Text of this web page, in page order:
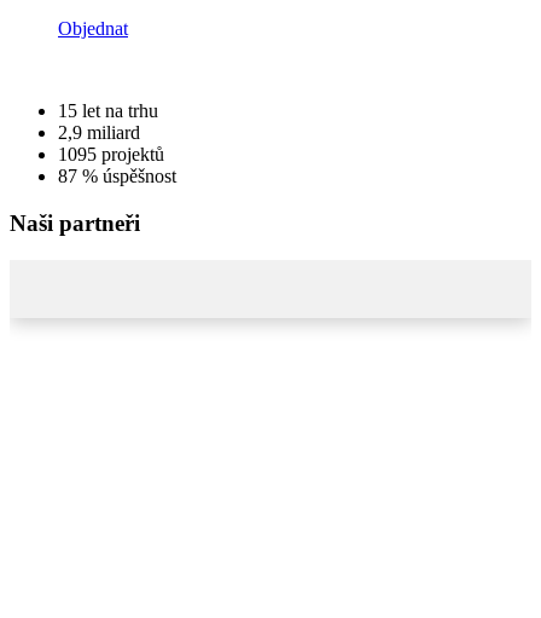
Objednat
15 let na trhu
2,9 miliard
1095 projektů
87 % úspěšnost
Naši partneři